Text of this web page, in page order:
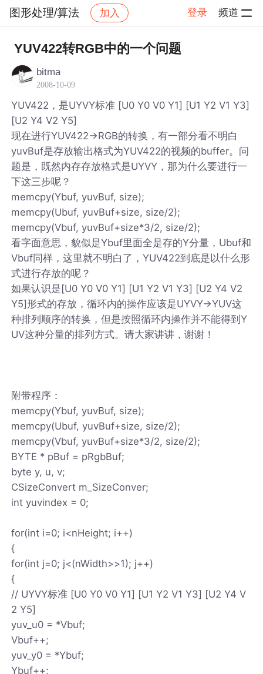
图形处理/算法 加入 登录 频道
社区 图形处理/算法 帖子详情
YUV422转RGB中的一个问题
bitma
2008-10-09
YUV422，是UYVY标准 [U0 Y0 V0 Y1] [U1 Y2 V1 Y3]
[U2 Y4 V2 Y5]
现在进行YUV422->RGB的转换，有一部分看不明白
yuvBuf是存放输出格式为YUV422的视频的buffer。问
题是，既然内存存放格式是UYVY，那为什么要进行一
下这三步呢？
memcpy(Ybuf, yuvBuf, size);
memcpy(Ubuf, yuvBuf+size, size/2);
memcpy(Vbuf, yuvBuf+size*3/2, size/2);
看字面意思，貌似是Ybuf里面全是存的Y分量，Ubuf和
Vbuf同样，这里就不明白了，YUV422到底是以什么形
式进行存放的呢？
如果认识是[U0 Y0 V0 Y1] [U1 Y2 V1 Y3] [U2 Y4 V2
Y5]形式的存放，循环内的操作应该是UYVY->YUV这
种排列顺序的转换，但是按照循环内操作并不能得到Y
UV这种分量的排列方式。请大家讲讲，谢谢！
附带程序：
memcpy(Ybuf, yuvBuf, size);
memcpy(Ubuf, yuvBuf+size, size/2);
memcpy(Vbuf, yuvBuf+size*3/2, size/2);
BYTE * pBuf = pRgbBuf;
byte y, u, v;
CSizeConvert m_SizeConver;
int yuvindex = 0;
for(int i=0; i<nHeight; i++)
{
for(int j=0; j<(nWidth>>1); j++)
{
// UYVY标准 [U0 Y0 V0 Y1] [U1 Y2 V1 Y3] [U2 Y4 V
2 Y5]
yuv_u0 = *Vbuf;
Vbuf++;
yuv_y0 = *Ybuf;
Ybuf++;